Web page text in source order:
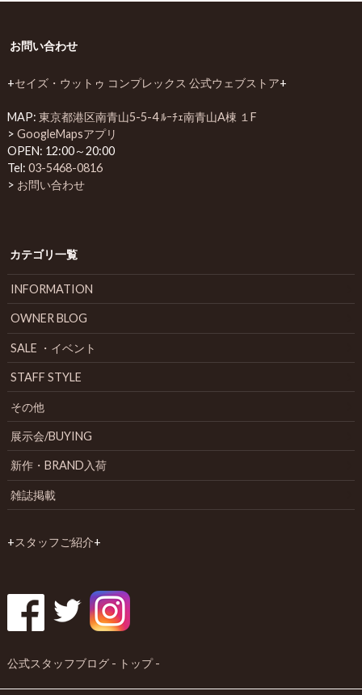
お問い合わせ
+セイズ・ウットゥ コンプレックス 公式ウェブストア+
MAP: 東京都港区南青山5-5-4 ﾙｰﾁｪ南青山A棟 １F
> GoogleMapsアプリ
OPEN: 12:00～20:00
Tel: 03-5468-0816
> お問い合わせ
カテゴリ一覧
INFORMATION
OWNER BLOG
SALE ・イベント
STAFF STYLE
その他
展示会/BUYING
新作・BRAND入荷
雑誌掲載
+スタッフご紹介+
公式スタッフブログ - トップ -